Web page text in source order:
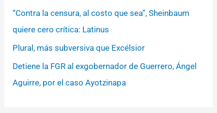
“Contra la censura, al costo que sea”, Sheinbaum
quiere cero crítica: Latinus
Plural, más subversiva que Excélsior
Detiene la FGR al exgobernador de Guerrero, Ángel
Aguirre, por el caso Ayotzinapa